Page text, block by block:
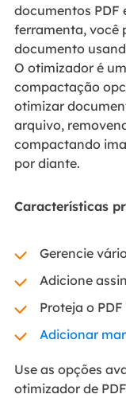
documentos PDF
ferramenta, você
documento
O otimizador é
compactação
otimizar
arquivo,
compactando
por diante.
Características
Gerencie
Adicione
Proteja o
Adicionar
Use as opções
otimizador de